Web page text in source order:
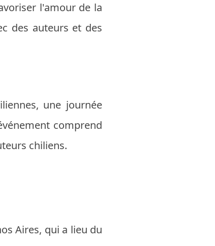
l'amour de la
des auteurs et des
une journée
comprend
chiliens.
Aires, qui a lieu du